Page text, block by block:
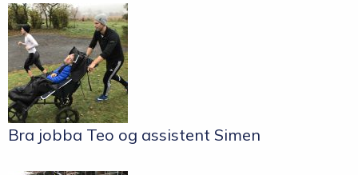
Bra jobba Teo og assistent Simen